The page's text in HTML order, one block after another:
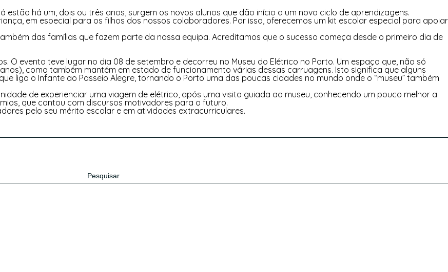
há um, dois ou três anos, surgem os novos alunos que dão início a um novo ciclo de aprendizagens.
em especial para os filhos dos nossos colaboradores. Por isso, oferecemos um kit escolar especial para apoiar
das famílias que fazem parte da nossa equipa. Acreditamos que o sucesso começa desde o primeiro dia de
O evento teve lugar no dia 08 de setembro e decorreu no Museu do Elétrico no Porto. Um espaço que, não só
como também mantém em estado de funcionamento várias dessas carruagens. Isto significa que alguns
liga o Infante ao Passeio Alegre, tornando o Porto uma das poucas cidades no mundo onde o “museu” também
de experienciar uma viagem de elétrico, após uma visita guiada ao museu, conhecendo um pouco melhor a
que contou com discursos motivadores para o futuro.
pelo seu mérito escolar e em atividades extracurriculares.